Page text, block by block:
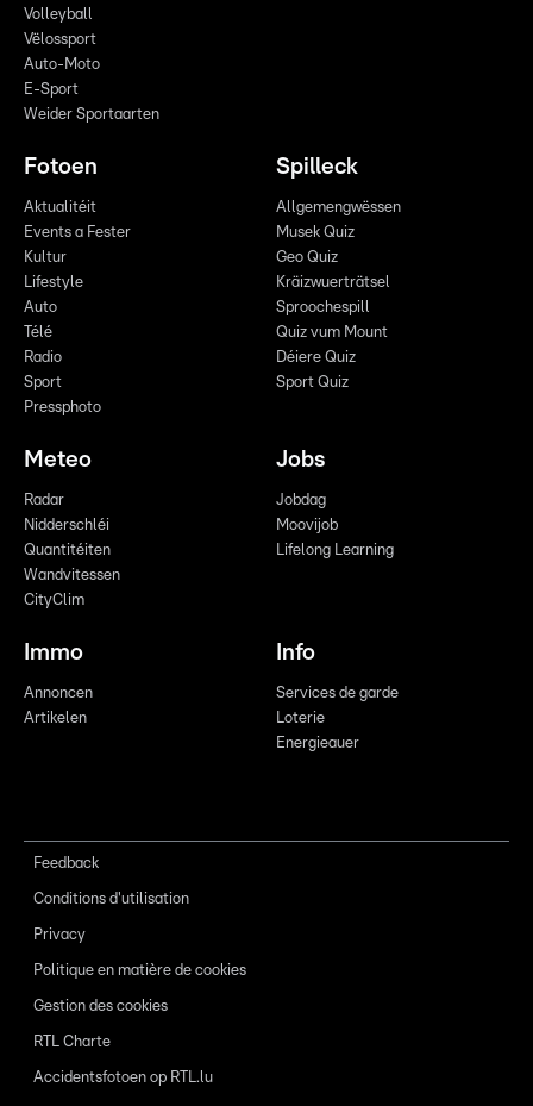
Volleyball
Vëlossport
Auto-Moto
E-Sport
Weider Sportaarten
Fotoen
Aktualitéit
Events a Fester
Kultur
Lifestyle
Auto
Télé
Radio
Sport
Pressphoto
Spilleck
Allgemengwëssen
Musek Quiz
Geo Quiz
Kräizwuerträtsel
Sproochespill
Quiz vum Mount
Déiere Quiz
Sport Quiz
Meteo
Radar
Nidderschléi
Quantitéiten
Wandvitessen
CityClim
Jobs
Jobdag
Moovijob
Lifelong Learning
Immo
Annoncen
Artikelen
Info
Services de garde
Loterie
Energieauer
Feedback
Conditions d'utilisation
Privacy
Politique en matière de cookies
Gestion des cookies
RTL Charte
Accidentsfotoen op RTL.lu